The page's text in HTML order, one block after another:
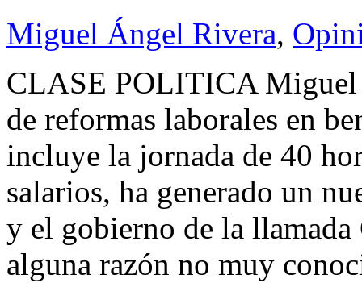
Miguel Ángel Rivera,
CLASE POLITICA
de reformas laborales en
incluye la jornada de 40
salarios, ha generado un
y el gobierno de la
alguna razón no muy